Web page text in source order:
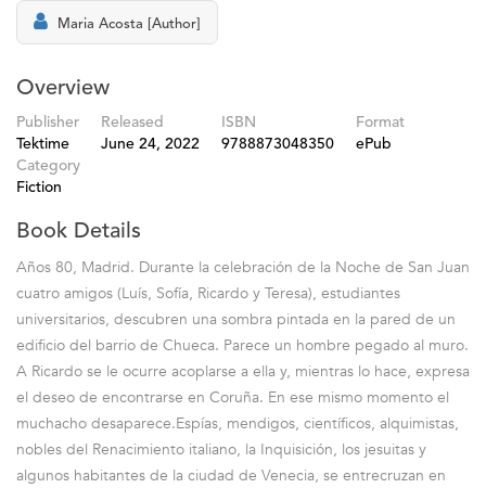
Maria Acosta [Author]
Overview
Publisher
Tektime
Released
June 24, 2022
ISBN
9788873048350
Format
ePub
Category
Fiction
Book Details
Años 80, Madrid. Durante la celebración de la Noche de San Juan
cuatro amigos (Luís, Sofía, Ricardo y Teresa), estudiantes
universitarios, descubren una sombra pintada en la pared de un
edificio del barrio de Chueca. Parece un hombre pegado al muro.
A Ricardo se le ocurre acoplarse a ella y, mientras lo hace, expresa
el deseo de encontrarse en Coruña. En ese mismo momento el
muchacho desaparece.Espías, mendigos, científicos, alquimistas,
nobles del Renacimiento italiano, la Inquisición, los jesuitas y
algunos habitantes de la ciudad de Venecia, se entrecruzan en